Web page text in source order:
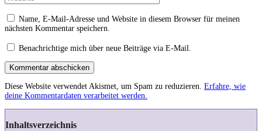
Name, E-Mail-Adresse und Website in diesem Browser für meinen
nächsten Kommentar speichern.
Benachrichtige mich über neue Beiträge via E-Mail.
Kommentar abschicken
Diese Website verwendet Akismet, um Spam zu reduzieren. Erfahre, wie
deine Kommentardaten verarbeitet werden.
Inhaltsverzeichnis